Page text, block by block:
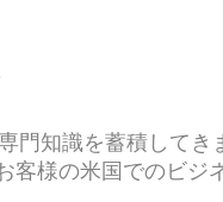
門知識を蓄積してき
客様の米国でのビジ